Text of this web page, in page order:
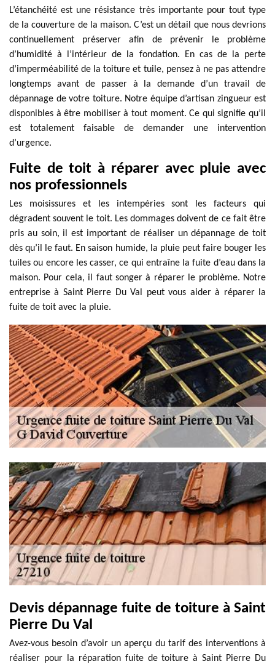
L’étanchéité est une résistance très importante pour tout type
de la couverture de la maison. C’est un détail que nous devrions
continuellement préserver afin de prévenir le problème
d’humidité à l’intérieur de la fondation. En cas de la perte
d’imperméabilité de la toiture et tuile, pensez à ne pas attendre
longtemps avant de passer à la demande d’un travail de
dépannage de votre toiture. Notre équipe d’artisan zingueur est
disponibles à être mobiliser à tout moment. Ce qui signifie qu’il
est totalement faisable de demander une intervention
d’urgence.
Fuite de toit à réparer avec pluie avec
nos professionnels
Les moisissures et les intempéries sont les facteurs qui
dégradent souvent le toit. Les dommages doivent de ce fait être
pris au soin, il est important de réaliser un dépannage de toit
dès qu’il le faut. En saison humide, la pluie peut faire bouger les
tuiles ou encore les casser, ce qui entraîne la fuite d’eau dans la
maison. Pour cela, il faut songer à réparer le problème. Notre
entreprise à Saint Pierre Du Val peut vous aider à réparer la
fuite de toit avec la pluie.
Devis dépannage fuite de toiture à Saint
Pierre Du Val
Avez-vous besoin d’avoir un aperçu du tarif des interventions à
réaliser pour la réparation fuite de toiture à Saint Pierre Du